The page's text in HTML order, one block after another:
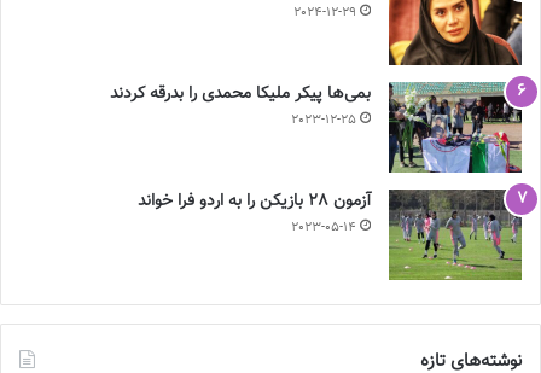
2024-12-29
بمی‌ها پیکر ملیکا محمدی را بدرقه کردند
2023-12-25
آزمون 28 بازیکن را به اردو فرا خواند
2023-05-14
نوشته‌های تازه